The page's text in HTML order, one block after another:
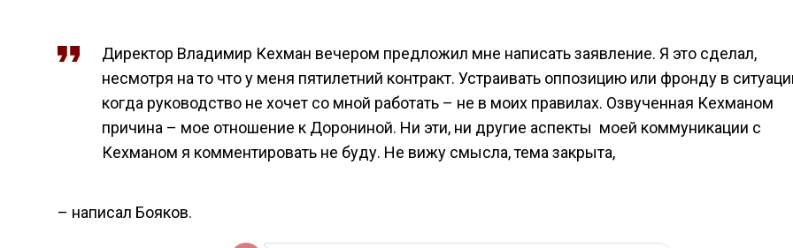
Директор Владимир Кехман вечером предложил мне написать заявление. Я это сделал,
несмотря на то что у меня пятилетний контракт. Устраивать оппозицию или фронду в
когда руководство не хочет со мной работать – не в моих правилах. Озвученная Кехманом
причина – мое отношение к Дорониной. Ни эти, ни другие аспекты моей коммуникации с
Кехманом я комментировать не буду. Не вижу смысла, тема закрыта,
– написал Бояков.